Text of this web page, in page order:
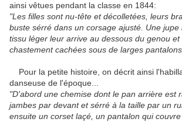
ainsi vêtues pendant la classe en 1844:
"Les filles sont nu-tête et décolletées, leurs
buste sérré dans un corsage ajusté. Une
tissu léger leur arrive au dessous du genou
chastement cachées sous de larges
Pour la petite histoire, on décrit ainsi
danseuse de l'époque...
"D'abord une chemise dont le pan arrière est
jambes par devant et sérré à la taille par un
ensuite un corset laçé, un pantalon qui